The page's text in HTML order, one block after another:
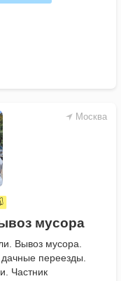
Москва
мусора
Вывоз мусора.
переезды.
Частник